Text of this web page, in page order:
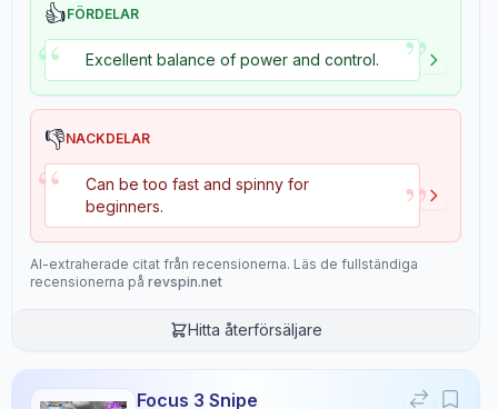
👍FÖRDELAR
“ Excellent balance of power and control. ”
👎NACKDELAR
“
Can be too fast and spinny for
beginners.
”
AI-extraherade citat från recensionerna. Läs de fullständiga
recensionerna på revspin.net
Hitta återförsäljare
Focus 3 Snipe
Recensionsdata
Sentiment
8/10
Confidence:90%
Spelarnivå
8/10
Confidence:80%
Värde för pengarna
Confidence: